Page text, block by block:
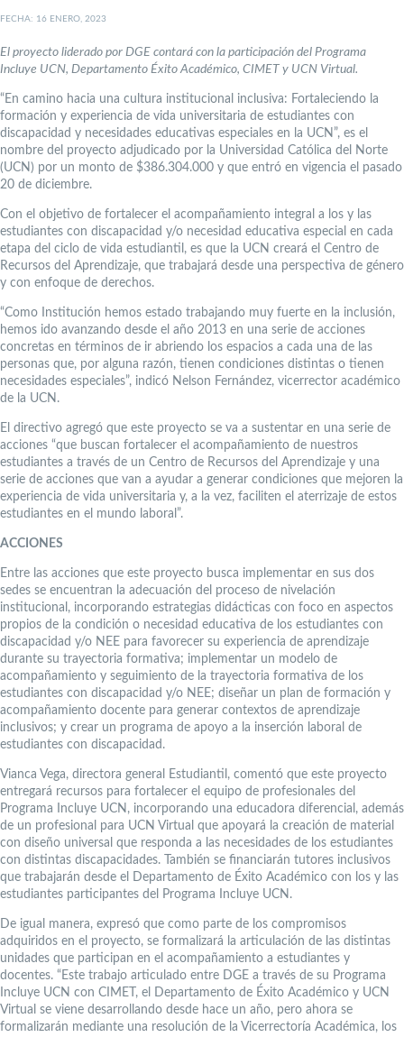
FECHA: 16 ENERO, 2023
El proyecto liderado por DGE contará con la participación del Programa
Incluye UCN, Departamento Éxito Académico, CIMET y UCN Virtual.
“En camino hacia una cultura institucional inclusiva: Fortaleciendo la
formación y experiencia de vida universitaria de estudiantes con
discapacidad y necesidades educativas especiales en la UCN”, es el
nombre del proyecto adjudicado por la Universidad Católica del Norte
(UCN) por un monto de $386.304.000 y que entró en vigencia el pasado
20 de diciembre.
Con el objetivo de fortalecer el acompañamiento integral a los y las
estudiantes con discapacidad y/o necesidad educativa especial en cada
etapa del ciclo de vida estudiantil, es que la UCN creará el Centro de
Recursos del Aprendizaje, que trabajará desde una perspectiva de género
y con enfoque de derechos.
“Como Institución hemos estado trabajando muy fuerte en la inclusión,
hemos ido avanzando desde el año 2013 en una serie de acciones
concretas en términos de ir abriendo los espacios a cada una de las
personas que, por alguna razón, tienen condiciones distintas o tienen
necesidades especiales”, indicó Nelson Fernández, vicerrector académico
de la UCN.
El directivo agregó que este proyecto se va a sustentar en una serie de
acciones “que buscan fortalecer el acompañamiento de nuestros
estudiantes a través de un Centro de Recursos del Aprendizaje y una
serie de acciones que van a ayudar a generar condiciones que mejoren la
experiencia de vida universitaria y, a la vez, faciliten el aterrizaje de estos
estudiantes en el mundo laboral”.
ACCIONES
Entre las acciones que este proyecto busca implementar en sus dos
sedes se encuentran la adecuación del proceso de nivelación
institucional, incorporando estrategias didácticas con foco en aspectos
propios de la condición o necesidad educativa de los estudiantes con
discapacidad y/o NEE para favorecer su experiencia de aprendizaje
durante su trayectoria formativa; implementar un modelo de
acompañamiento y seguimiento de la trayectoria formativa de los
estudiantes con discapacidad y/o NEE; diseñar un plan de formación y
acompañamiento docente para generar contextos de aprendizaje
inclusivos; y crear un programa de apoyo a la inserción laboral de
estudiantes con discapacidad.
Vianca Vega, directora general Estudiantil, comentó que este proyecto
entregará recursos para fortalecer el equipo de profesionales del
Programa Incluye UCN, incorporando una educadora diferencial, además
de un profesional para UCN Virtual que apoyará la creación de material
con diseño universal que responda a las necesidades de los estudiantes
con distintas discapacidades. También se financiarán tutores inclusivos
que trabajarán desde el Departamento de Éxito Académico con los y las
estudiantes participantes del Programa Incluye UCN.
De igual manera, expresó que como parte de los compromisos
adquiridos en el proyecto, se formalizará la articulación de las distintas
unidades que participan en el acompañamiento a estudiantes y
docentes. “Este trabajo articulado entre DGE a través de su Programa
Incluye UCN con CIMET, el Departamento de Éxito Académico y UCN
Virtual se viene desarrollando desde hace un año, pero ahora se
formalizarán mediante una resolución de la Vicerrectoría Académica, los